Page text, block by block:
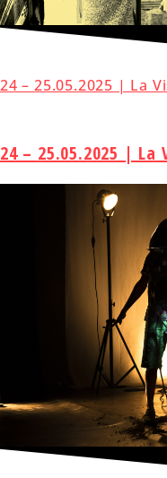
24 – 25.05.2025 | La
24 – 25.05.2025 |